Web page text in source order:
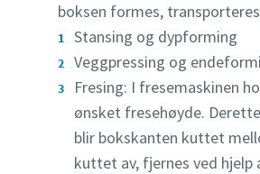
boksen formes,
Stansing og dypforming
Veggpressing og
Fresing: I fresemaskinen
ønsket fresehøyde.
blir bokskanten kuttet
kuttet av, fjernes ved
Alle
Alle
Alle
Alle